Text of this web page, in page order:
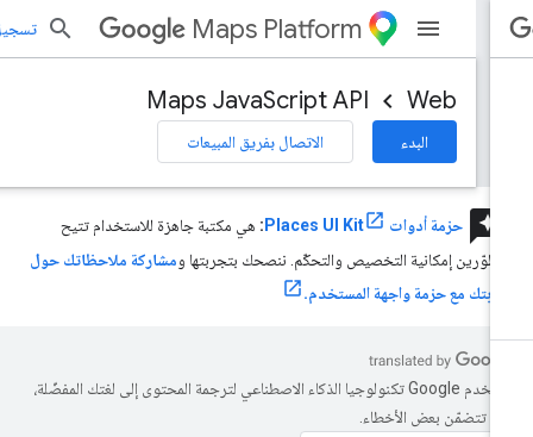
Maps Platform تسجيل
Web
Maps JavaScript API
الاتصال بفريق المبيعات
حزمة أدوات Places UI Kit :هي مكتبة جاهزة للاستخدام تتيح
إمكانية التخصيص والتحكّم. ننصحك بتجربتها ومشاركة ملاحظاتك حول
مع حزمة واجهة المستخدم.
تستخدم Google تكنولوجيا الذكاء الاصطناعي لترجمة المحتوى إلى لغتك المفضّلة،
تتضمّن بعض الأخطاء.